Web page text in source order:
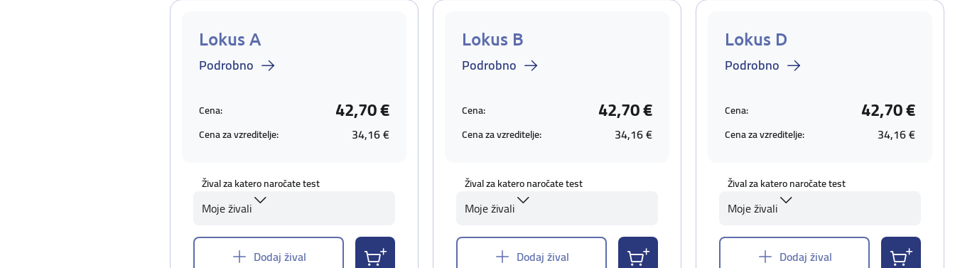
Lokus A
Podrobno
Cena: 42,70 €
Cena za vzreditelje: 34,16 €
Žival za katero naročate test
Moje živali
Dodaj žival
Lokus B
Podrobno
Cena: 42,70 €
Cena za vzreditelje: 34,16 €
Žival za katero naročate test
Moje živali
Dodaj žival
Lokus D
Podrobno
Cena: 42,70 €
Cena za vzreditelje: 34,16 €
Žival za katero naročate test
Moje živali
Dodaj žival